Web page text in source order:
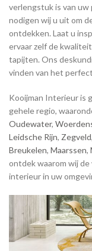
verlengstuk is van uw
nodigen wij u uit om
ontdekken. Laat u
ervaar zelf de
tapijten. Ons
vinden van het
Kooijman Interieur is
gehele regio,
Oudewater,
Leidsche Rijn, Zegveld,
Breukelen, Maarssen,
ontdek waarom wij
interieur in uw